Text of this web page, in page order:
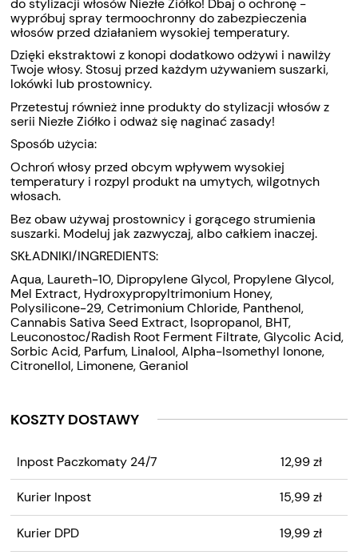
wypróbuj spray termoochronny do zabezpieczenia
włosów przed działaniem wysokiej temperatury.
Dzięki ekstraktowi z konopi dodatkowo odżywi i nawilży
Twoje włosy. Stosuj przed każdym używaniem suszarki,
lokówki lub prostownicy.
Przetestuj również inne produkty do stylizacji włosów z
serii Niezłe Ziółko i odważ się naginać zasady!
Sposób użycia:
Ochroń włosy przed obcym wpływem wysokiej
temperatury i rozpyl produkt na umytych, wilgotnych
włosach.
Bez obaw używaj prostownicy i gorącego strumienia
suszarki. Modeluj jak zazwyczaj, albo całkiem inaczej.
SKŁADNIKI/INGREDIENTS:
Aqua, Laureth-10, Dipropylene Glycol, Propylene Glycol,
Mel Extract, Hydroxypropyltrimonium Honey,
Polysilicone-29, Cetrimonium Chloride, Panthenol,
Cannabis Sativa Seed Extract, Isopropanol, BHT,
Leuconostoc/Radish Root Ferment Filtrate, Glycolic Acid,
Sorbic Acid, Parfum, Linalool, Alpha-Isomethyl Ionone,
Citronellol, Limonene, Geraniol
KOSZTY DOSTAWY
EWENTUALNYCH KOSZTÓW
Inpost Paczkomaty 24/7 12,99 zł
Kurier Inpost 15,99 zł
Kurier DPD 19,99 zł